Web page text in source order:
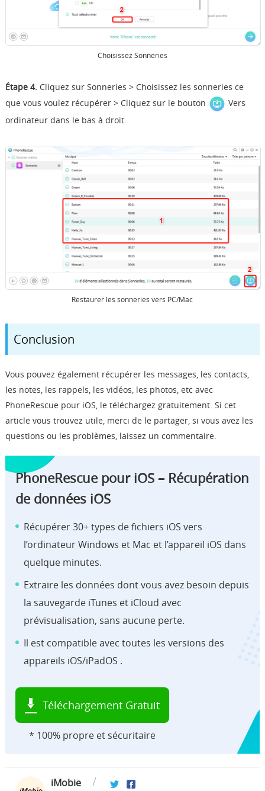
Choisissez Sonneries
Étape 4.Cliquez sur Sonneries > Choisissez les sonneries ce
que vous voulez récupérer > Cliquez sur le bouton
Vers
ordinateur dans le bas à droit.
Restaurer les sonneries vers PC/Mac
Conclusion
Vous pouvez également récupérer les messages, les contacts,
les notes, les rappels, les vidéos, les photos, etc avec
PhoneRescue pour iOS, le téléchargez gratuitement. Si cet
article vous trouvez utile, merci de le partager, si vous avez les
questions ou les problèmes, laissez un commentaire.
PhoneRescue pour iOS – Récupération
de données iOS
Récupérer 30+ types de fichiers iOS vers
l’ordinateur Windows et Mac et l’appareil iOS dans
quelque minutes.
Extraire les données dont vous avez besoin depuis
la sauvegarde iTunes et iCloud avec
prévisualisation, sans aucune perte.
Il est compatible avec toutes les versions des
appareils iOS/iPadOS .
Téléchargement Gratuit
* 100% propre et sécuritaire
iMobie